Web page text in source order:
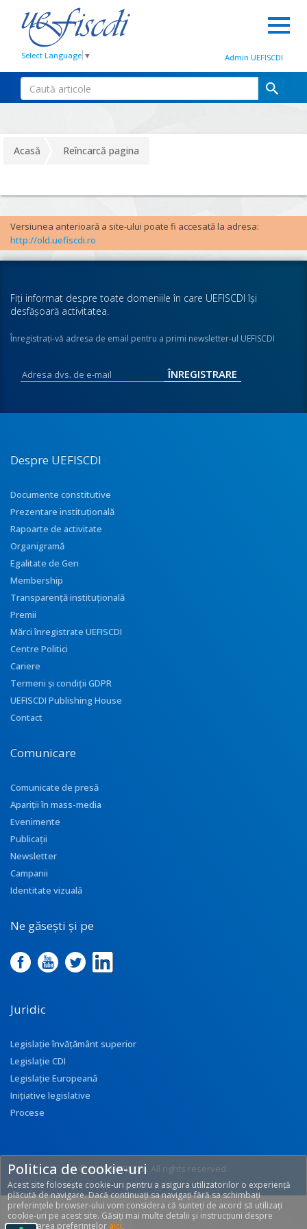
Select Language ▼ Admin UEFISCDI
Acasă Reîncarcă pagina
Versiunea anterioară a site-ului poate fi accesată la adresa:
http://old.uefiscdi.ro
Fiţi informat despre toate domeniile în care UEFISCDI îşi
desfăşoară activitatea.
Înregistraţi-vă adresa de email pentru a primi newsletter-ul UEFISCDI
Despre UEFISCDI
Documente constitutive
Prezentare instituţională
Rapoarte de activitate
Organigramă
Egalitate de Gen
Membership
Transparenţă instituţională
Premii
Mărci înregistrate UEFISCDI
Centre Politici
Cariere
Termeni și condiții GDPR
UEFISCDI Publishing House
Contact
Comunicare
Comunicate de presă
Apariţii în mass-media
Evenimente
Publicații
Newsletter
Campanii
Identitate vizuală
Ne găsești și pe
Juridic
Legislație învățământ superior
Legislație CDI
Legislație Europeană
Inițiative legislative
Procese
© 2017 UEFISCDI. All rights reserved.
[T: 0.3675, O: 92]
Politica de cookie-uri
Acest site folosește cookie-uri pentru a asigura utilizatorilor o experiență
plăcută de navigare. Dacă continuați sa navigați fără sa schimbați
preferințele browser-ului vom considera că sunteți de acord să utilizați
cookie-uri pe acest site. Găsiți mai multe detalii și instrucțiuni despre
modificarea preferințelor aici.